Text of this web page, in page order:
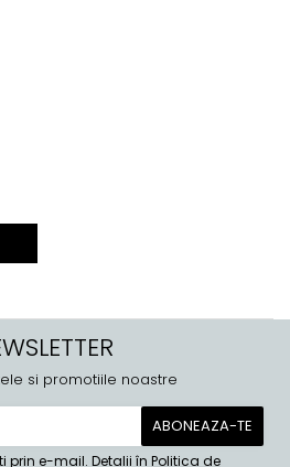
si promotiile noastre
prin e-mail. Detalii în Politica de